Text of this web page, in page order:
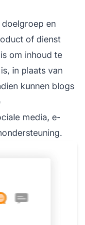
en
of dienst
om inhoud te
in plaats van
kunnen blogs
media, e-